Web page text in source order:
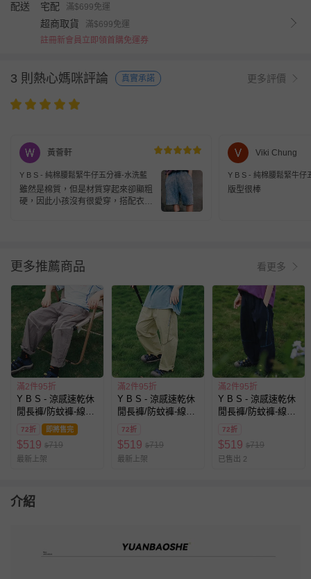
配送 宅配 滿$699免運
超商取貨
滿$699免運
註冊新會員立即領首購免運券
3 則熱心媽咪評論 真實承諾 更多評價
黃薈軒
Y B S - 純棉腰鬆緊牛仔五分褲-水洗藍
雖然是棉質，但是材質穿起來卻顯粗
硬，因此小孩沒有很愛穿，搭配衣服
Viki Chung
Y B S - 純棉腰鬆緊牛仔
版型很棒
更多推薦商品 看更多
滿2件95折
Y B S - 涼感速乾休
閒長褲/防蚊褲-線條
撞色-灰色
72折 即將售完
$519 $719
最新上架
滿2件95折
Y B S - 涼感速乾休
閒長褲/防蚊褲-線條
撞色-綠色
72折
$519 $719
最新上架
滿2件95折
Y B S - 涼感速乾休
閒長褲/防蚊褲-線條
撞色-深藍色
72折
$519 $719
已售出 2
介紹